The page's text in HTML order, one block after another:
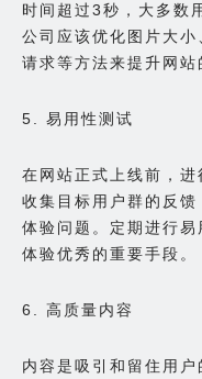
时间超过3秒，大多数
公司应该优化图片大
请求等方法来提升网站
5. 易用性测试
在网站正式上线前，
收集目标用户群的反
体验问题。定期进行
体验优秀的重要手段。
6. 高质量内容
内容是吸引和留住用